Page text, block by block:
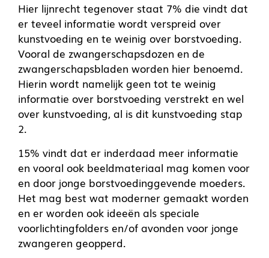
Hier lijnrecht tegenover staat 7% die vindt dat
er teveel informatie wordt verspreid over
kunstvoeding en te weinig over borstvoeding.
Vooral de zwangerschapsdozen en de
zwangerschapsbladen worden hier benoemd.
Hierin wordt namelijk geen tot te weinig
informatie over borstvoeding verstrekt en wel
over kunstvoeding, al is dit kunstvoeding stap
2.
15% vindt dat er inderdaad meer informatie
en vooral ook beeldmateriaal mag komen voor
en door jonge borstvoedinggevende moeders.
Het mag best wat moderner gemaakt worden
en er worden ook ideeën als speciale
voorlichtingfolders en/of avonden voor jonge
zwangeren geopperd.